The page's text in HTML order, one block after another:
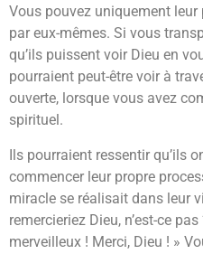
Vous pouvez uniquement
par eux-mêmes. Si vous
qu’ils puissent voir Dieu en
pourraient peut-être voir à
ouverte, lorsque vous avez
spirituel.
Ils pourraient ressentir qu’ils
commencer leur propre
miracle se réalisait dans leur
remercieriez Dieu, n’est-ce
merveilleux ! Merci, Dieu ! »